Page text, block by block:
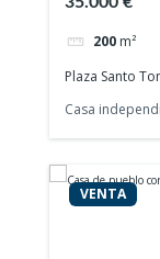
200 m²
Plaza Santo
Casa
VENTA